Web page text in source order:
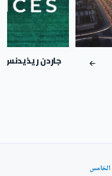
جاردن ريذيدنس